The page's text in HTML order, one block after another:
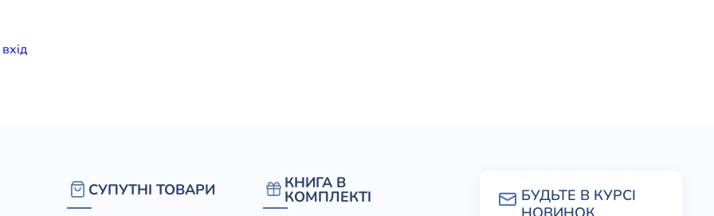
література
вхiд
СУПУТНІ ТОВАРИ КНИГА В
КОМПЛЕКТІ